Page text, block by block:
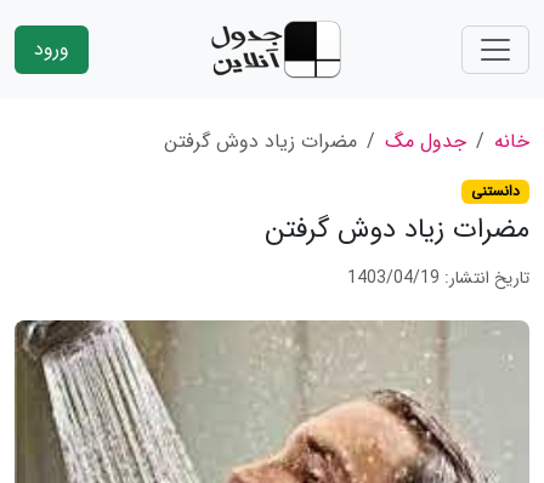
ورود
خانه جدول مگ مضرات زیاد دوش گرفتن
دانستنی
مضرات زیاد دوش گرفتن
تاریخ انتشار: 1403/04/19